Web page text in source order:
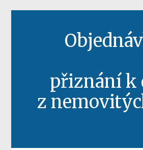
přiznání k
z